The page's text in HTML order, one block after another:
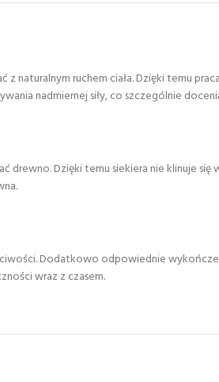
ruchem ciała. Dzięki temu
nadmiernej siły, co szczególnie
Dzięki temu siekiera nie klinuje
Dodatkowo odpowiednie
wraz z czasem.